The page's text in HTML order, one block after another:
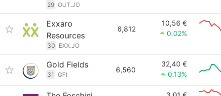
29 OUT.JO
Exxaro
Resources
30 EXX.JO
6,812
10,56 €
0.02%
Gold Fields
31 GFI
6,560
32,40 €
0.13%